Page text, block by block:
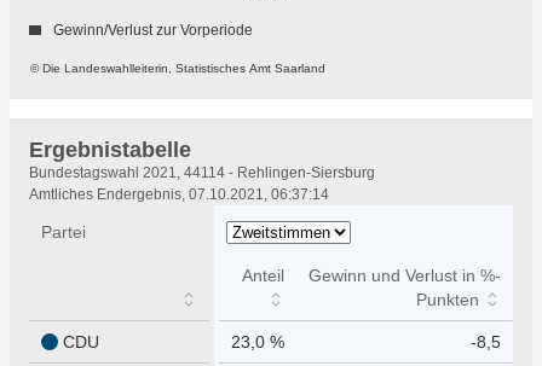
© Die Landeswahlleiterin, Statistisches Amt Saarland
Gewinn/Verlust zur Vorperiode
Ergebnistabelle
Ergebnistabelle
Bundestagswahl 2021, 44114 - Rehlingen-Siersburg
Amtliches Endergebnis, 07.10.2021, 06:37:14
Partei
Anteil
Gewinn und Verlust in %-
Punkten
CDU 23,0 % -8,5